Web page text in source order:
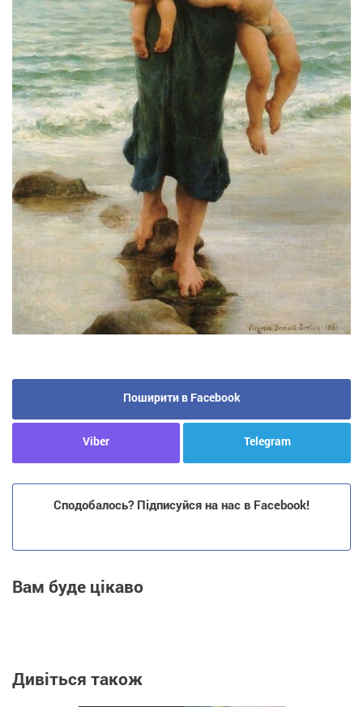
Поширити в Facebook
Viber Telegram
Сподобалось? Підписуйся на нас в Facebook!
Вам буде цікаво
Дивіться також